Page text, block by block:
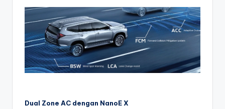
Dual Zone AC dengan NanoE X